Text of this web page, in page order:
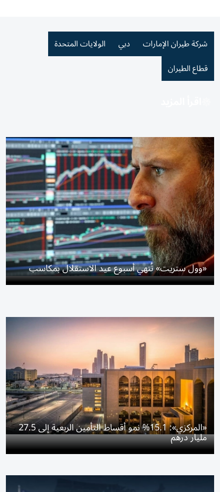
شركة طيران الإمارات دبي
الولايات المتحدة
قطاع الطيران
«وول ستريت» تُنهي أسبوع عيد الاستقلال بمكاسب
«المركزي»: 15.1% نمو أقساط التأمين الربعية إلى 27.5
مليار درهم